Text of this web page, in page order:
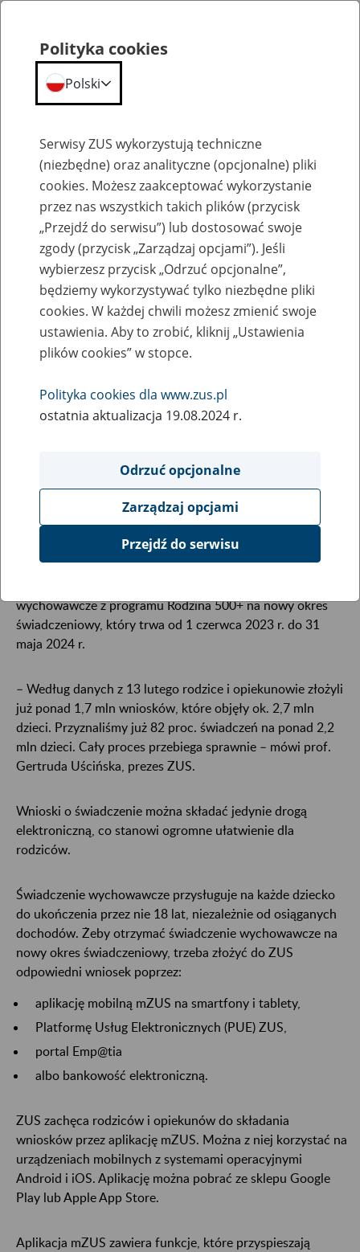
Aktualności
ZUS przyznał już ponad 80 proc.
świadczeń 500+ na nowy okres
14
lutego
2023
Zakład Ubezpieczeń Społecznych przyznał już 82
proc. świadczeń 500+ na kolejny okres
świadczeniowy. Do tej pory wpłynęło ponad 1,7 mln
wniosków, które dotyczą ok. 2,7 mln dzieci.
wychowawcze z programu Rodzina 500+ na nowy okres
świadczeniowy, który trwa od 1 czerwca 2023 r. do 31
maja 2024 r.
– Według danych z 13 lutego rodzice i opiekunowie złożyli
już ponad 1,7 mln wniosków, które objęły ok. 2,7 mln
dzieci. Przyznaliśmy już 82 proc. świadczeń na ponad 2,2
mln dzieci. Cały proces przebiega sprawnie – mówi prof.
Gertruda Uścińska, prezes ZUS.
Wnioski o świadczenie można składać jedynie drogą
elektroniczną, co stanowi ogromne ułatwienie dla
rodziców.
Świadczenie wychowawcze przysługuje na każde dziecko
do ukończenia przez nie 18 lat, niezależnie od osiąganych
dochodów. Żeby otrzymać świadczenie wychowawcze na
nowy okres świadczeniowy, trzeba złożyć do ZUS
odpowiedni wniosek poprzez:
aplikację mobilną mZUS na smartfony i tablety,
Platformę Usług Elektronicznych (PUE) ZUS,
portal Emp@tia
albo bankowość elektroniczną.
ZUS zachęca rodziców i opiekunów do składania
wniosków przez aplikację mZUS. Można z niej korzystać na
urządzeniach mobilnych z systemami operacyjnymi
Android i iOS. Aplikację można pobrać ze sklepu Google
Play lub Apple App Store.
Aplikacja mZUS zawiera funkcje, które przyspieszają
Polityka cookies
Polski
Serwisy ZUS wykorzystują techniczne
(niezbędne) oraz analityczne (opcjonalne) pliki
cookies. Możesz zaakceptować wykorzystanie
przez nas wszystkich takich plików (przycisk
„Przejdź do serwisu”) lub dostosować swoje
zgody (przycisk „Zarządzaj opcjami”). Jeśli
wybierzesz przycisk „Odrzuć opcjonalne”,
będziemy wykorzystywać tylko niezbędne pliki
cookies. W każdej chwili możesz zmienić swoje
ustawienia. Aby to zrobić, kliknij „Ustawienia
plików cookies” w stopce.
Polityka cookies dla www.zus.pl
ostatnia aktualizacja 19.08.2024 r.
Odrzuć opcjonalne
Zarządzaj opcjami
Przejdź do serwisu